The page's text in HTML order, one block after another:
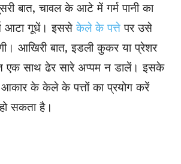
बात, चावल के आटे में गर्म पानी का
आटा गूधें। इससेकेले के पत्ते पर उसे
आखिरी बात, इडली कुकर या प्रेशर
एक साथ ढेर सारे अप्पम न डालें। इसके
आकार के केले के पत्तों का प्रयोग करें
सकता है।